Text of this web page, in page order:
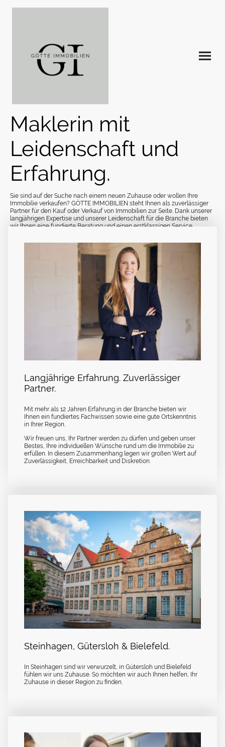
Maklerin mit
Leidenschaft und
Erfahrung.
Sie sind auf der Suche nach einem neuen Zuhause oder wollen Ihre
Immobilie verkaufen? GÖTTE IMMOBILIEN steht Ihnen als zuverlässiger
Partner für den Kauf oder Verkauf von Immobilien zur Seite. Dank unserer
langjährigen Expertise und unserer Leidenschaft für die Branche bieten
wir Ihnen eine fundierte Beratung und einen erstklassigen Service.
Unser Service.
Unsere Leistung.
Langjährige Erfahrung. Zuverlässiger
Partner.
Mit mehr als 12 Jahren Erfahrung in der Branche bieten wir
Ihnen ein fundiertes Fachwissen sowie eine gute Ortskenntnis
in Ihrer Region.
Wir freuen uns, Ihr Partner werden zu dürfen und geben unser
Bestes, Ihre individuellen Wünsche rund um die Immobilie zu
erfüllen. In diesem Zusammenhang legen wir großen Wert auf
Zuverlässigkeit, Erreichbarkeit und Diskretion.
Steinhagen, Gütersloh & Bielefeld.
In Steinhagen sind wir verwurzelt, in Gütersloh und Bielefeld
fühlen wir uns Zuhause. So möchten wir auch Ihnen helfen, Ihr
Zuhause in dieser Region zu finden.